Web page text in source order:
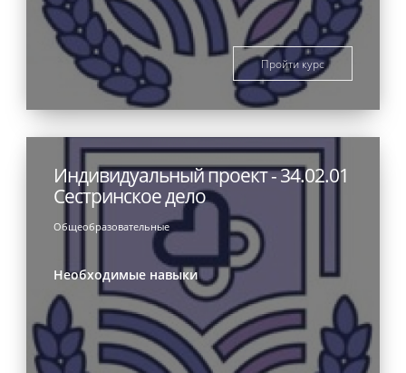
Пройти курс
Индивидуальный проект - 34.02.01
Сестринское дело
Общеобразовательные
Необходимые навыки